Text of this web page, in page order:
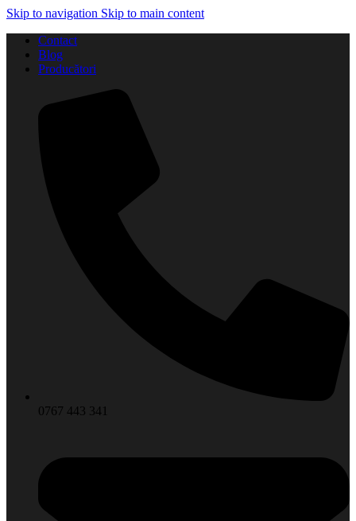
Skip to navigation Skip to main content
Contact
Blog
Producători
0767 443 341